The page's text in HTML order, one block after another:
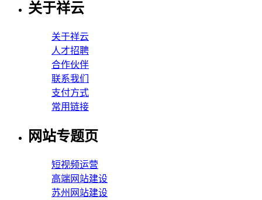
关于祥云
关于祥云
人才招聘
合作伙伴
联系我们
支付方式
常用链接
网站专题页
短视频运营
高端网站建设
苏州网站建设